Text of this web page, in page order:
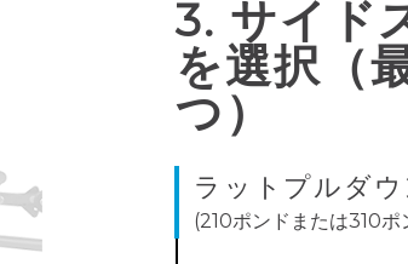
3. サイド
を選択（
つ）
ラットプルダウ
(210ポンドまたは310ポ